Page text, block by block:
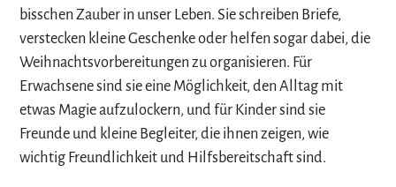
bisschen Zauber in unser Leben. Sie schreiben Briefe,
verstecken kleine Geschenke oder helfen sogar dabei, die
Weihnachtsvorbereitungen zu organisieren. Für
Erwachsene sind sie eine Möglichkeit, den Alltag mit
etwas Magie aufzulockern, und für Kinder sind sie
Freunde und kleine Begleiter, die ihnen zeigen, wie
wichtig Freundlichkeit und Hilfsbereitschaft sind.